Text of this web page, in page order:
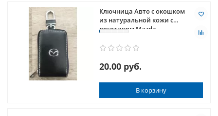
Ключница Авто с окошком
из натуральной кожи с
логотипом Mazda
20.00 руб.
В корзину